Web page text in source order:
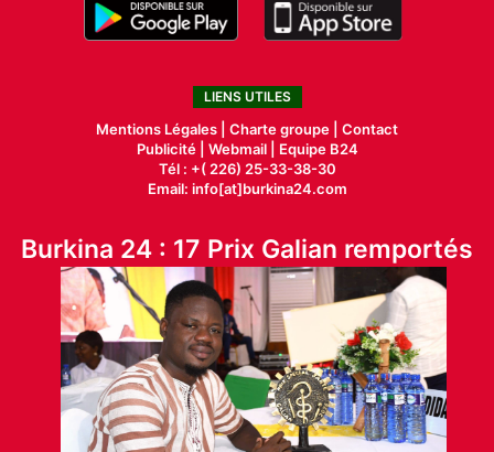
LIENS UTILES
Mentions Légales | Charte groupe | Contact
Publicité| Webmail |
Equipe B24
Tél : +( 226) 25-33-38-30
Email: info[at]burkina24.com
Burkina 24 : 17 Prix Galian remportés